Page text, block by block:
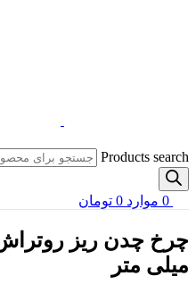
Products search
0 موارد 0 تومان
میلی متر